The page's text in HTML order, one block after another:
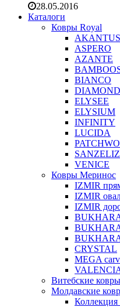
28.05.2016
Каталоги
Ковры Royal
AKANTUS
ASPERO
AZANTE
BIANCO
DIAMOND
ELYSEE
ELYSIUM
INFINITY
LUCIDA
VENICE
Ковры Меринос
IZMIR
IZMIR
IZMIR
CRYSTAL
MEGA
Витебские ковры
Молдавские
Коллекция